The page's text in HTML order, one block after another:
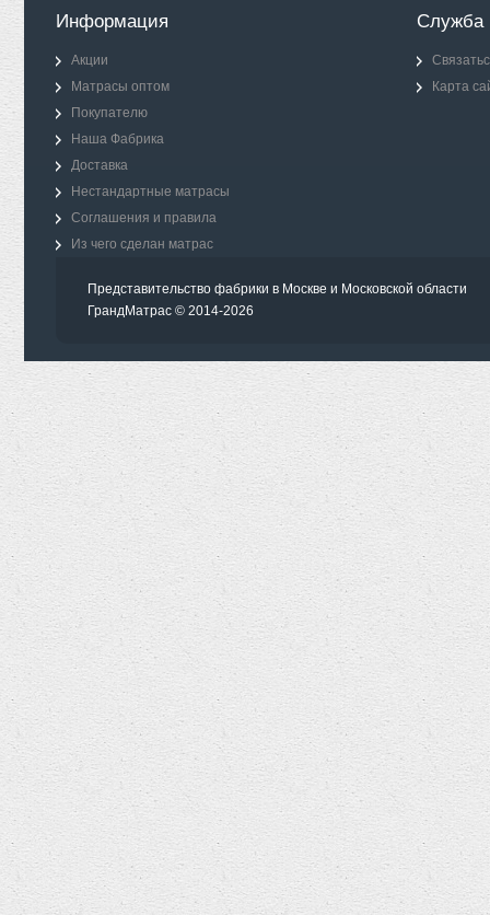
Информация
Акции
Матрасы оптом
Покупателю
Наша Фабрика
Доставка
Нестандартные матрасы
Соглашения и правила
Из чего сделан матрас
Служба
Карта
Представительство фабрики в Москве и Московской области
ГрандМатрас © 2014-2026